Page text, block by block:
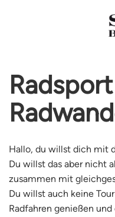
Hallo, du willst dich mit
Du willst das aber nicht
zusammen mit
Du willst auch keine
Radfahren genießen